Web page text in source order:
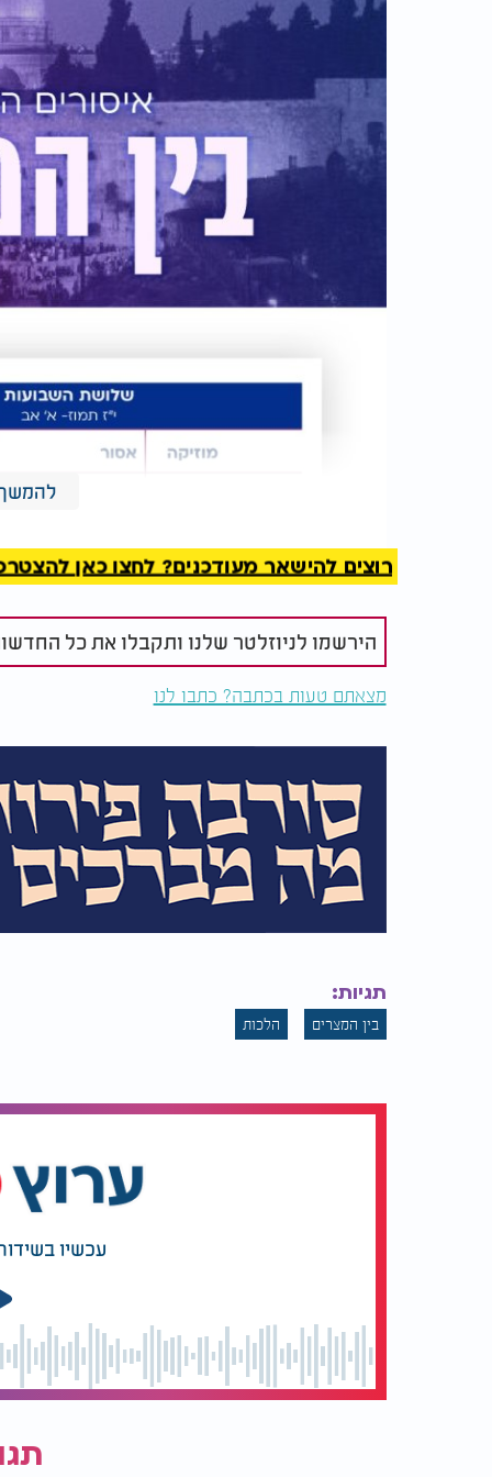
רוצים להישאר מעודכנים? לחצו כאן להצטרפות
הירשמו לניוזלטר שלנו ותקבלו את כל
מצאתם טעות בכתבה? כתבו לנו
תגיות:
בין המצרים הלכות
עכשיו